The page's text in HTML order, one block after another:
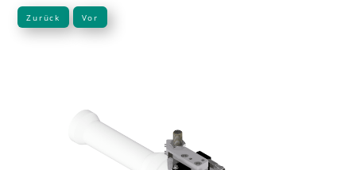
Zurück Vor